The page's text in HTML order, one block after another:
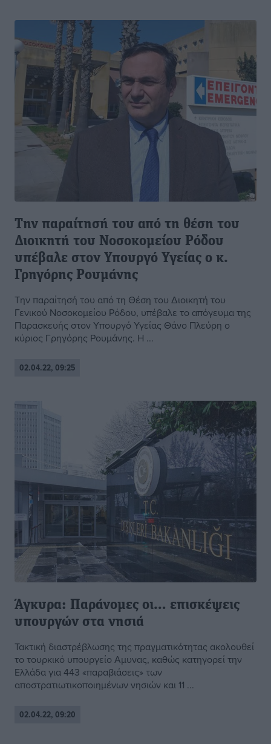
Την παραίτησή του από τη θέση του
Διοικητή του Νοσοκομείου Ρόδου
υπέβαλε στον Υπουργό Υγείας ο κ.
Γρηγόρης Ρουμάνης
Την παραίτησή του από τη Θέση του Διοικητή του
Γενικού Νοσοκομείου Ρόδου, υπέβαλε το απόγευμα της
Παρασκευής στον Υπουργό Υγείας Θάνο Πλεύρη ο
κύριος Γρηγόρης Ρουμάνης. Η ...
02.04.22, 09:25
Άγκυρα: Παράνομες οι… επισκέψεις
υπουργών στα νησιά
Τακτική διαστρέβλωσης της πραγματικότητας ακολουθεί
το τουρκικό υπουργείο Αμυνας, καθώς κατηγορεί την
Ελλάδα για 443 «παραβιάσεις» των
αποστρατιωτικοποιημένων νησιών και 11 ...
02.04.22, 09:20